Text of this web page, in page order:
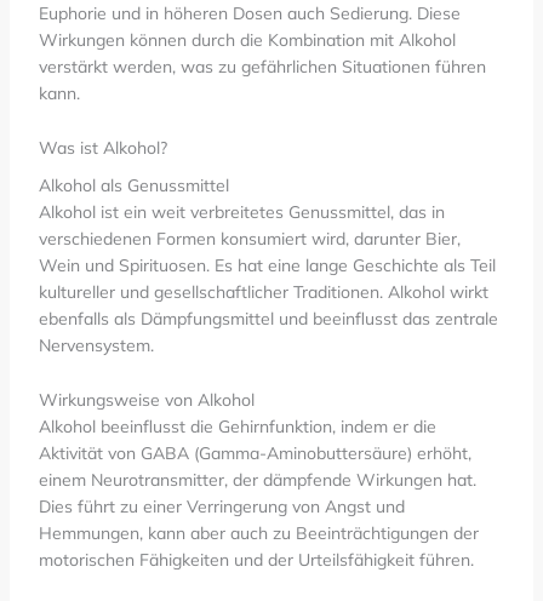
Euphorie und in höheren Dosen auch Sedierung. Diese
Wirkungen können durch die Kombination mit Alkohol
verstärkt werden, was zu gefährlichen Situationen führen
kann.
Was ist Alkohol?
Alkohol als Genussmittel
Alkohol ist ein weit verbreitetes Genussmittel, das in
verschiedenen Formen konsumiert wird, darunter Bier,
Wein und Spirituosen. Es hat eine lange Geschichte als Teil
kultureller und gesellschaftlicher Traditionen. Alkohol wirkt
ebenfalls als Dämpfungsmittel und beeinflusst das zentrale
Nervensystem.
Wirkungsweise von Alkohol
Alkohol beeinflusst die Gehirnfunktion, indem er die
Aktivität von GABA (Gamma-Aminobuttersäure) erhöht,
einem Neurotransmitter, der dämpfende Wirkungen hat.
Dies führt zu einer Verringerung von Angst und
Hemmungen, kann aber auch zu Beeinträchtigungen der
motorischen Fähigkeiten und der Urteilsfähigkeit führen.